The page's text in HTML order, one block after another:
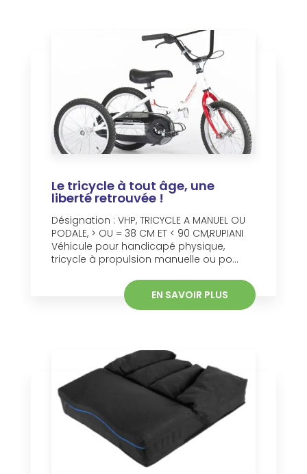
Le tricycle à tout âge, une
liberté retrouvée !
Désignation : VHP, TRICYCLE A MANUEL OU
PODALE, > OU = 38 CM ET < 90 CM,RUPIANI
Véhicule pour handicapé physique,
tricycle à propulsion manuelle ou po...
EN SAVOIR PLUS